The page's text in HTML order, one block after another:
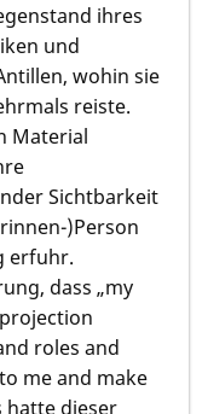
ihres
und
wohin sie
reiste.
Material
Sichtbarkeit
)Person
erfuhr.
dass „my
roles and
me and make
hatte dieser